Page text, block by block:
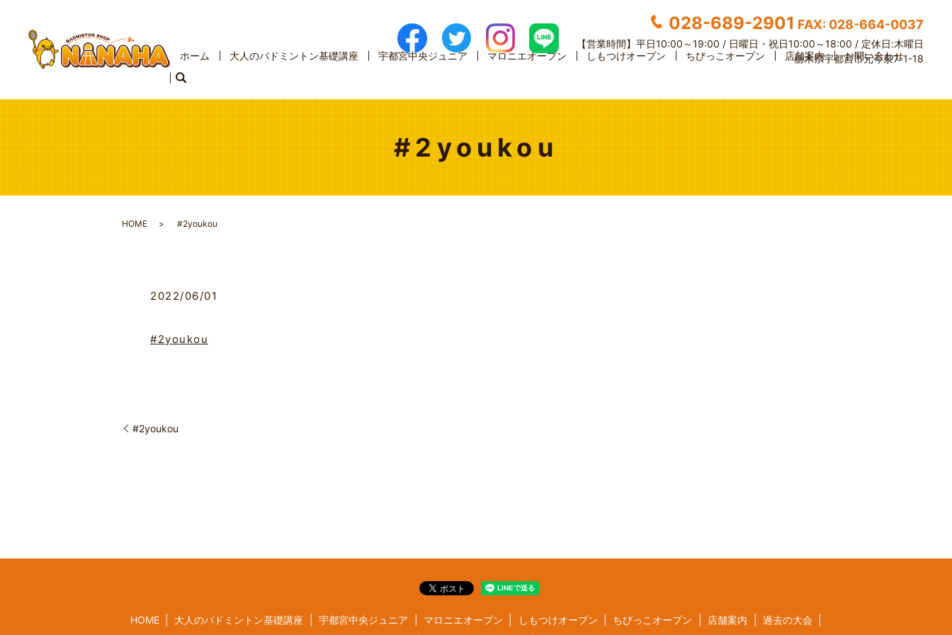
028-689-2901 FAX: 028-664-0037
【営業時間】 平日10:00～19:00 / 日曜日・祝日10:00～18:00 / 定休日:木曜日
栃木県宇都宮市元今泉7-1-18
ホーム 大人のバドミントン基礎講座 宇都宮中央ジュニア マロニエオープン しもつけオープン ちびっこオープン 店舗案内 お問い合わせ
#2youkou
HOME #2youkou
2022/06/01
#2youkou
#2youkou
HOME 大人のバドミントン基礎講座 宇都宮中央ジュニア マロニエオープン しもつけオープン ちびっこオープン 店舗案内
過去の大会